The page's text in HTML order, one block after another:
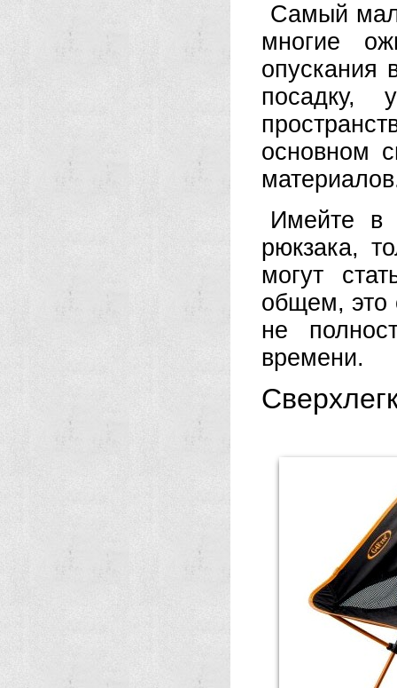
Самый
многие
опускания
посадку,
основном
Имейте в
рюкзака,
могут
общем, это
не
времени.